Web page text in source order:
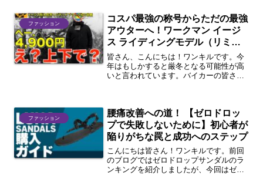
ファッション
コスパ最強の称号からただの最強
アウターへ！ワークマン イージ
ス ライディングモデル（リミテ
ッドブラック）徹底解説
皆さん、こんにちは！ワンキルです。今
年はもしかすると厳冬となる可能性が高
いと言われています。バイカーの皆さん
リーズです！ゴテゴテ黄色と...
ファッション
腰痛改善への道！ 【ゼロドロッ
プで失敗しないために】初心者が
陥りがちな罠と成功へのステップ
こんにちは皆さん！ワンキルです。前回
のブログではゼロドロップサンダルのラ
ンキングを紹介しましたが、今回はゼロ